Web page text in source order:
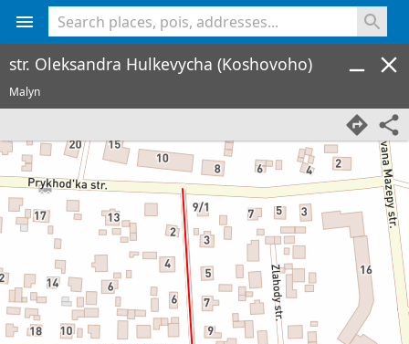
str. Oleksandra Hulkevycha (Koshovoho)
Malyn
<% console.log(hcard) %>